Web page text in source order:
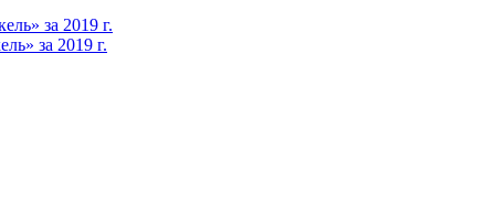
за 2019 г.
за 2019 г.